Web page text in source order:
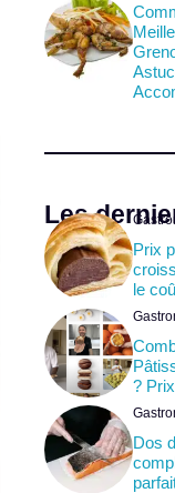
Les
Prix
le
?
Dos